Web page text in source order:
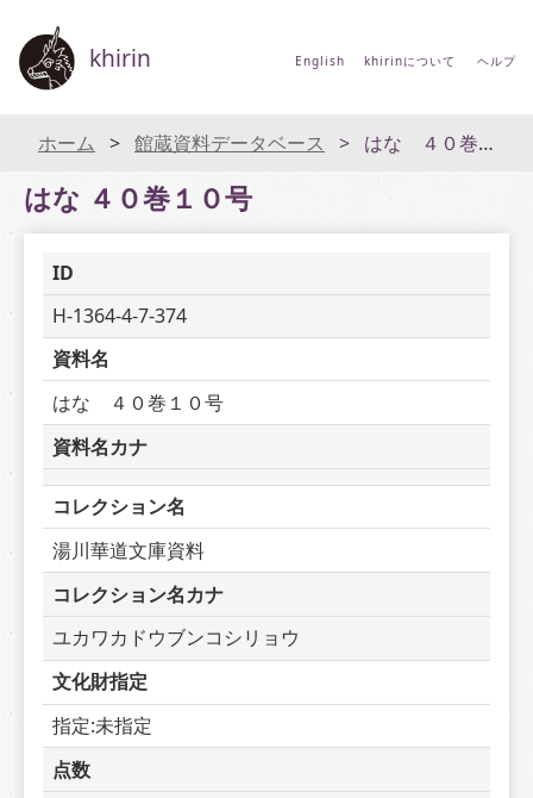
khirin English khirinについて ヘルプ
ホーム 館蔵資料データベース はな ４０巻１０号
はな ４０巻１０号
ID
H-1364-4-7-374
資料名
はな　４０巻１０号
資料名カナ
コレクション名
湯川華道文庫資料
コレクション名カナ
ユカワカドウブンコシリョウ
文化財指定
指定:未指定
点数